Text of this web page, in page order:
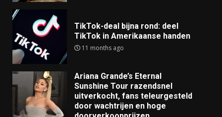
TikTok-deal bijna rond: deel
TikTok in Amerikaanse handen
11 months ago
Ariana Grande’s Eternal
Sunshine Tour razendsnel
uitverkocht, fans teleurgesteld
door wachtrijen en hoge